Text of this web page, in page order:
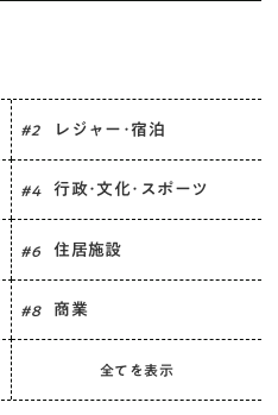
# 2 レジャー･宿泊
# 4 行政･文化･スポーツ
# 6 住居施設
# 8 商業
全てを表示